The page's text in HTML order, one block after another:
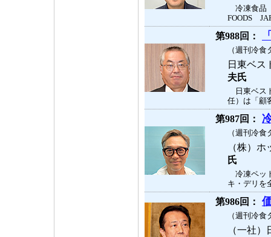
冷凍食品
FOODS
第988回：
（週刊冷
日東ベ
夫氏
日東ベス
任）は「顧
第987回：
（週刊冷
（株）
氏
冷凍ペッ
キ・デリを
第986回：
（週刊冷
（一社